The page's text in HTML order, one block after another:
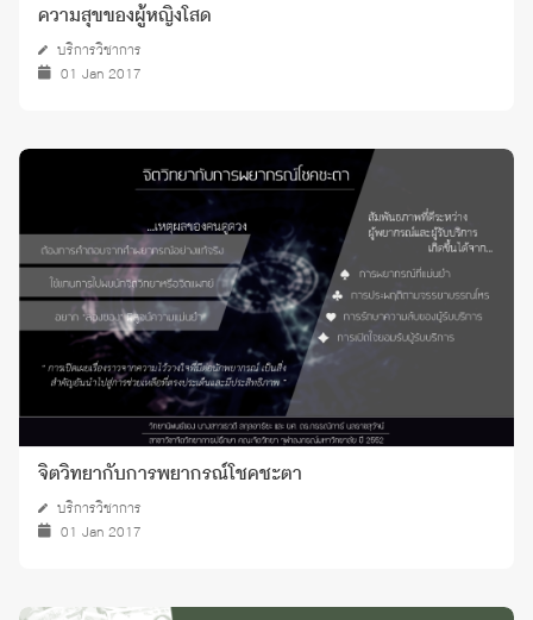
ความสุขของผู้หญิงโสด
บริการวิชาการ
01 Jan 2017
จิตวิทยากับการพยากรณ์โชคชะตา
บริการวิชาการ
01 Jan 2017